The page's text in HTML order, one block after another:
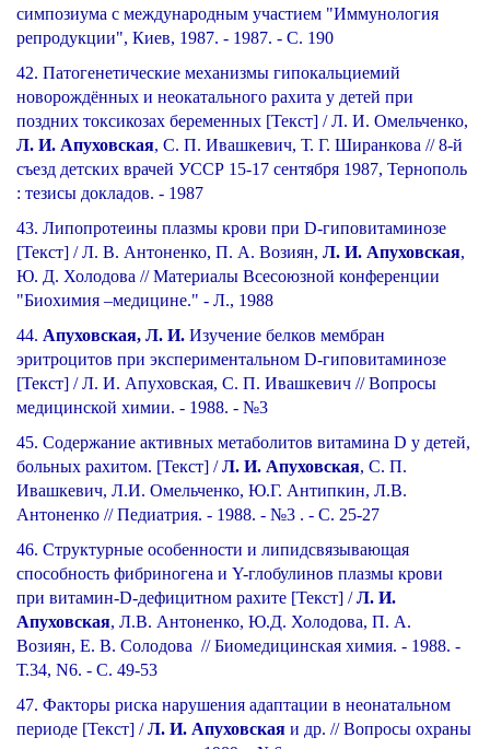
симпозиума с международным участием "Иммунология
репродукции", Киев, 1987. - 1987. - С. 190
42. Патогенетические механизмы гипокальциемий
новорождённых и неокатального рахита у детей при
поздних токсикозах беременных [Текст] / Л. И. Омельченко,
Л. И. Апуховская, С. П. Ивашкевич, Т. Г. Ширанкова // 8-й
съезд детских врачей УССР 15-17 сентября 1987, Тернополь
: тезисы докладов. - 1987
43. Липопротеины плазмы крови при D-гиповитаминозе
[Текст] / Л. В. Антоненко, П. А. Возиян, Л. И. Апуховская,
Ю. Д. Холодова // Материалы Всесоюзной конференции
"Биохимия –медицине." - Л., 1988
44. Апуховская, Л. И. Изучение белков мембран
эритроцитов при экспериментальном D-гиповитаминозе
[Текст] / Л. И. Апуховская, С. П. Ивашкевич // Вопросы
медицинской химии. - 1988. - №3
45. Содержание активных метаболитов витамина D у детей,
больных рахитом. [Текст] /Л. И. Апуховская, С. П.
Ивашкевич, Л.И. Омельченко, Ю.Г. Антипкин, Л.В.
Антоненко // Педиатрия. - 1988. - №3 . - С. 25-27
46. Структурные особенности и липидсвязывающая
способность фибриногена и Y-глобулинов плазмы крови
при витамин-D-дефицитном рахите [Текст] /Л. И.
Апуховская, Л.В. Антоненко, Ю.Д. Холодова, П. А.
Возиян, Е. В. Солодова // Биомедицинская химия. - 1988. -
Т.34, N6. - С. 49-53
47. Факторы риска нарушения адаптации в неонатальном
периоде [Текст] /Л. И. Апуховская и др. // Вопросы охраны